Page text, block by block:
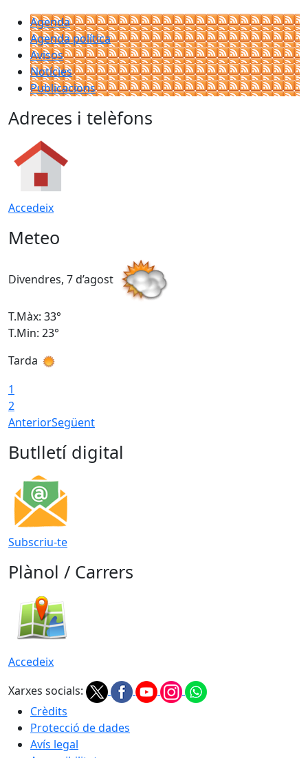
Agenda
Agenda política
Avisos
Notícies
Publicacions
Adreces i telèfons
Accedeix
Meteo
Divendres, 7 d’agost
T.Màx: 33°
T.Min: 23°
Tarda
1
2
AnteriorSegüent
Butlletí digital
Subscriu-te
Plànol / Carrers
Accedeix
Xarxes socials:
Crèdits
Protecció de dades
Avís legal